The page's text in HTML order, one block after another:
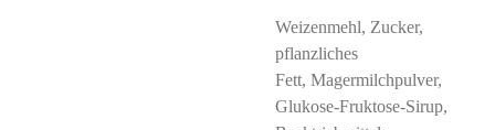
Weizenmehl, Zucker,
pflanzliches
Fett, Magermilchpulver,
Glukose-Fruktose-Sirup,